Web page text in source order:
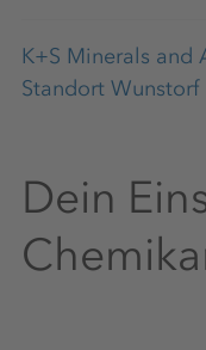
K+S Minerals and
Standort Wunstorf
Dein